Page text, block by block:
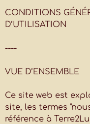
CONDITIONS
D’UTILISATION
----
VUE D’ENSEMBLE
Ce site web est
site, les termes
référence à